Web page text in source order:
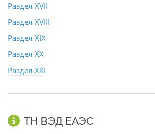
Раздел XVII
Раздел XVIII
Раздел XIX
Раздел XX
Раздел XXI
ТН ВЭД ЕАЭС